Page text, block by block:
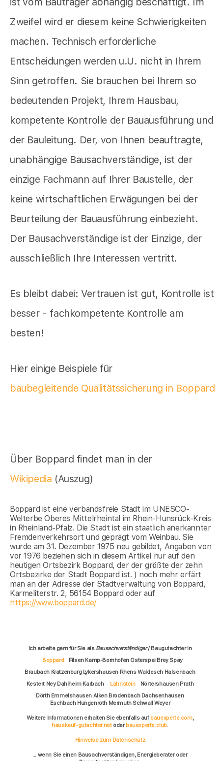
Zweifel wird er diesem keine Schwierigkeiten
machen. Technisch erforderliche
Entscheidungen werden u.U. nicht in Ihrem
Sinn getroffen. Sie brauchen bei Ihrem so
bedeutenden Projekt, Ihrem Hausbau,
kompetente Kontrolle der Bauausführung und
der Bauleitung. Der, von Ihnen beauftragte,
unabhängige Bausachverständige, ist der
einzige Fachmann auf Ihrer Baustelle, der
keine wirtschaftlichen Erwägungen bei der
Beurteilung der Bauausführung einbezieht.
Der Bausachverständige ist der Einzige, der
ausschließlich Ihre Interessen vertritt.
Es bleibt dabei: Vertrauen ist gut, Kontrolle ist
besser - fachkompetente Kontrolle am
besten!
Hier einige Beispiele für
baubegleitende Qualitätssicherung in Boppard
Über Boppard findet man in der
Wikipedia (Auszug)
Boppard ist eine verbandsfreie Stadt im UNESCO-
Welterbe Oberes Mittelrheintal im Rhein-Hunsrück-Kreis
in Rheinland-Pfalz. Die Stadt ist ein staatlich anerkannter
Fremdenverkehrsort und geprägt vom Weinbau. Sie
wurde am 31. Dezember 1975 neu gebildet, Angaben von
vor 1976 beziehen sich in diesem Artikel nur auf den
heutigen Ortsbezirk Boppard, der der größte der zehn
Ortsbezirke der Stadt Boppard ist. ) noch mehr erfärt
man an der Adresse der Stadtverwaltung von Boppard,
Karmeliterstr. 2, 56154 Boppard oder auf
https://www.boppard.de/
Ich arbeite gern für Sie als Bausachverständiger/ Baugutachter in
Boppard
Filsen Kamp-Bornhofen Osterspai Brey Spay
Braubach Kratzenburg Lykershausen Rhens Waldesch Halsenbach
Kestert Ney Dahlheim Karbach
Lahnstein
Nörtershausen Prath
Dörth Emmelshausen Alken Brodenbach Dachsenhausen
Eschbach Hungenroth Mermuth Schwall Weyer
Weitere Informationen erhalten Sie ebenfalls auf bauexperte.com,
hauskauf-gutachter.netoderbauexperte.club.
Hinweise zum Datenschutz
... wenn Sie einen Bausachverständigen, Energieberater oder